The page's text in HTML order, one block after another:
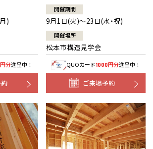
)
円分進呈中！
開催期間
9月1日(火)～23日(水・祝)
開催場所
松本市構造見学会
QUOカード1000円分進呈中！
ご来場予約